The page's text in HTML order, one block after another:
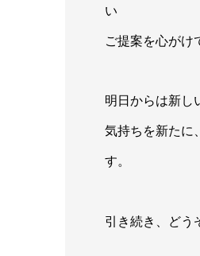
い
ご提案を心がけ
明日からは新し
気持ちを新たに
す。
引き続き、どう